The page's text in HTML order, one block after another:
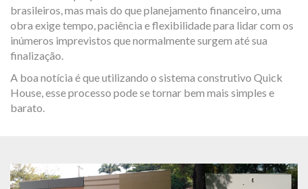
brasileiros, mas mais do que planejamento financeiro, uma
obra exige tempo, paciência e flexibilidade para lidar com os
inúmeros imprevistos que normalmente surgem até sua
finalização.
A boa notícia é que utilizando o sistema construtivo Quick
House, esse processo pode se tornar bem mais simples e
barato.